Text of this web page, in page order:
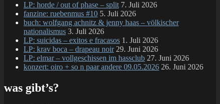
LP: horde / out of phase – split 7. Juli 2026
fanzine: ruebenmus #10 5. Juli 2026
buch: wolfgang achnitz & jenny haas – völkischer
nationalismus 3. Juli 2026
LP: suicidas – exitos e fracasos 1. Juli 2026
LP: krav boca – drapeau noir 29. Juni 2026
LP: elmar – vollgeschissen im hassclub 27. Juni 2026
konzert: oiro + so n paar andere 09.05.2026 26. Juni 2026
was gibt’s?